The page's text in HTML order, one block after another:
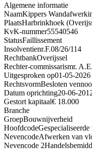
Algemene informatie
NaamKippers
PlaatsHarbrinkhoek
KvK-nummer55540546
StatusFaillissement
Insolventienr.F.08/26/114
RechtbankOverijssel
Rechter-commissarismr.
Uitgesproken op01-05-2026
RechtsvormBesloten
Datum oprichting20-06-
Gestort kapitaal€ 18.000
Branche
GroepBouwnijverheid
Hoofdcode
NevencodeAfwerken van
Nevencode 2